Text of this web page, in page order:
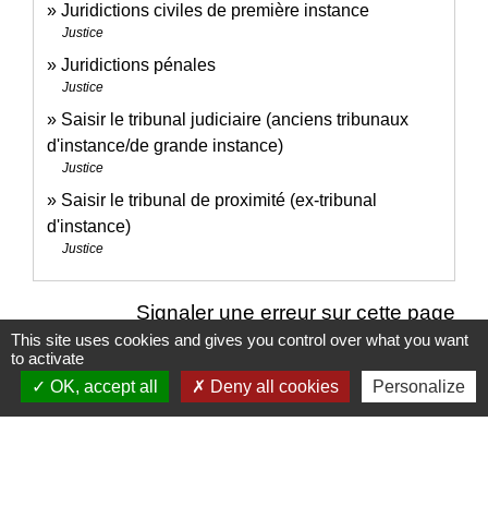
Juridictions civiles de première instance
Justice
Juridictions pénales
Justice
Saisir le tribunal judiciaire (anciens tribunaux
d'instance/de grande instance)
Justice
Saisir le tribunal de proximité (ex-tribunal
d'instance)
Justice
Signaler une erreur sur cette page
This site uses cookies and gives you control over what you want
to activate
OK, accept all
Deny all cookies Personalize